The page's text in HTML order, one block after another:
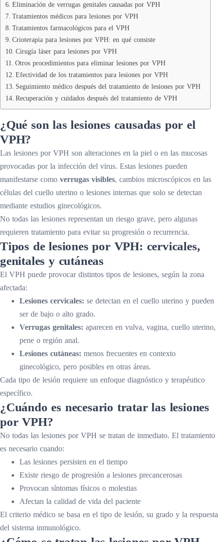
Eliminación de verrugas genitales causadas por VPH
Tratamientos médicos para lesiones por VPH
Tratamientos farmacológicos para el VPH
Crioterapia para lesiones por VPH: en qué consiste
Cirugía láser para lesiones por VPH
Otros procedimientos para eliminar lesiones por VPH
Efectividad de los tratamientos para lesiones por VPH
Seguimiento médico después del tratamiento de lesiones por VPH
Recuperación y cuidados después del tratamiento de VPH
¿Qué son las lesiones causadas por el
VPH?
Las lesiones por VPH son alteraciones en la piel o en las mucosas
provocadas por la infección del virus. Estas lesiones pueden
manifestarse como verrugas visibles, cambios microscópicos en las
células del cuello uterino o lesiones internas que solo se detectan
mediante estudios ginecológicos.
No todas las lesiones representan un riesgo grave, pero algunas
requieren tratamiento para evitar su progresión o recurrencia.
Tipos de lesiones por VPH: cervicales,
genitales y cutáneas
El VPH puede provocar distintos tipos de lesiones, según la zona
afectada:
Lesiones cervicales: se detectan en el cuello uterino y pueden
ser de bajo o alto grado.
Verrugas genitales: aparecen en vulva, vagina, cuello uterino,
pene o región anal.
Lesiones cutáneas: menos frecuentes en contexto
ginecológico, pero posibles en otras áreas.
Cada tipo de lesión requiere un enfoque diagnóstico y terapéutico
específico.
¿Cuándo es necesario tratar las lesiones
por VPH?
No todas las lesiones por VPH se tratan de inmediato. El tratamiento
es necesario cuando:
Las lesiones persisten en el tiempo
Existe riesgo de progresión a lesiones precancerosas
Provocan síntomas físicos o molestias
Afectan la calidad de vida del paciente
El criterio médico se basa en el tipo de lesión, su grado y la respuesta
del sistema inmunológico.